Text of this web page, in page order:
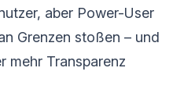
aber Power-User
Grenzen stoßen – und
mehr Transparenz